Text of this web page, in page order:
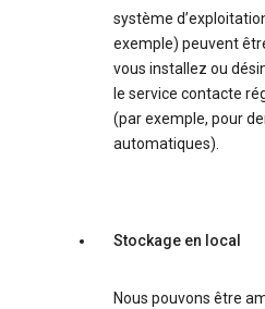
système
exemple) peuvent
vous installez ou
le service contacte
(par exemple, pour
automatiques).
Stockage en local
Nous pouvons être